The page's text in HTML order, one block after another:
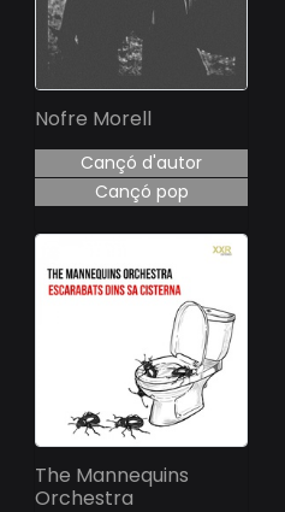
Nofre Morell
Cançó d'autor
Cançó pop
The Mannequins
Orchestra